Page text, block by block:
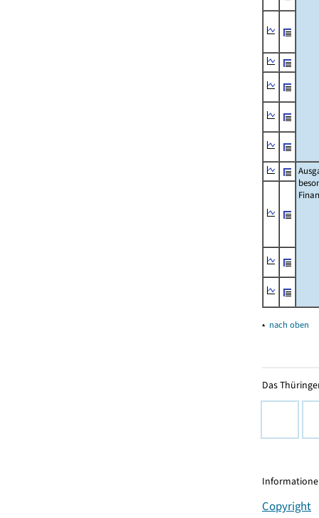
▴ nach oben
Das
Copyright